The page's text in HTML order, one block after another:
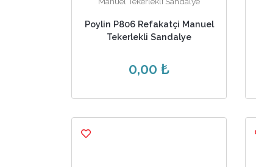
Poylin P806 Refakatçi Manuel
Tekerlekli Sandalye
0,00 ₺